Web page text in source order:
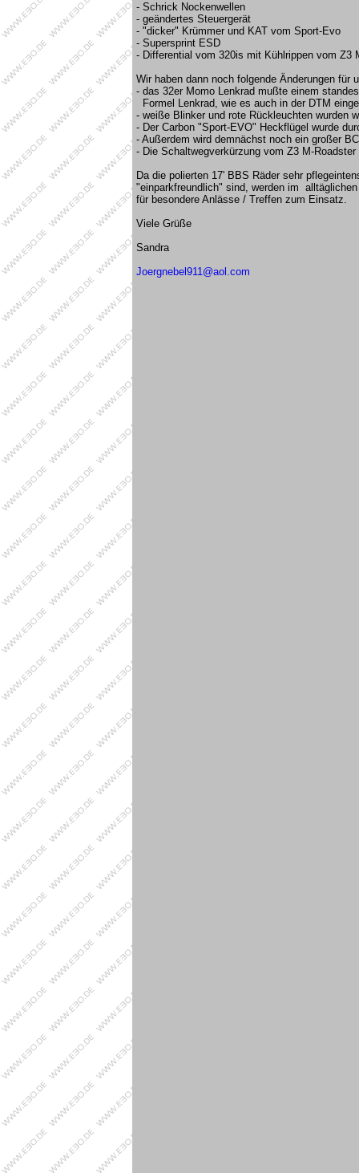
- Schrick Nockenwellen
- geändertes Steuergerät
- "dicker" Krümmer und KAT vom Sport-Evo
- Supersprint ESD
- Differential vom 320is mit Kühlrippen vom Z3
Wir haben dann noch folgende Änderungen für
- das 32er Momo Lenkrad mußte einem
Formel Lenkrad, wie es auch in der DTM
- weiße Blinker und rote Rückleuchten wurden
- Der Carbon "Sport-EVO" Heckflügel wurde
- Außerdem wird demnächst noch ein großer
- Die Schaltwegverkürzung vom Z3 M-
Da die polierten 17' BBS Räder sehr
"einparkfreundlich" sind, werden im
für besondere Anlässe / Treffen zum Einsatz.
Viele Grüße
Sandra
Joergnebel911@aol.com